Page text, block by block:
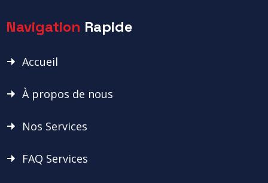
Navigation Rapide
Accueil
À propos de nous
Nos Services
FAQ Services